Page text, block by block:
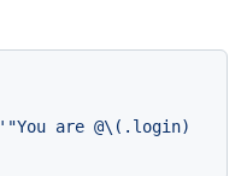
'"You are @\(.login)